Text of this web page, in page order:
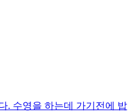
. 수영을 하는데 가기전에 밥